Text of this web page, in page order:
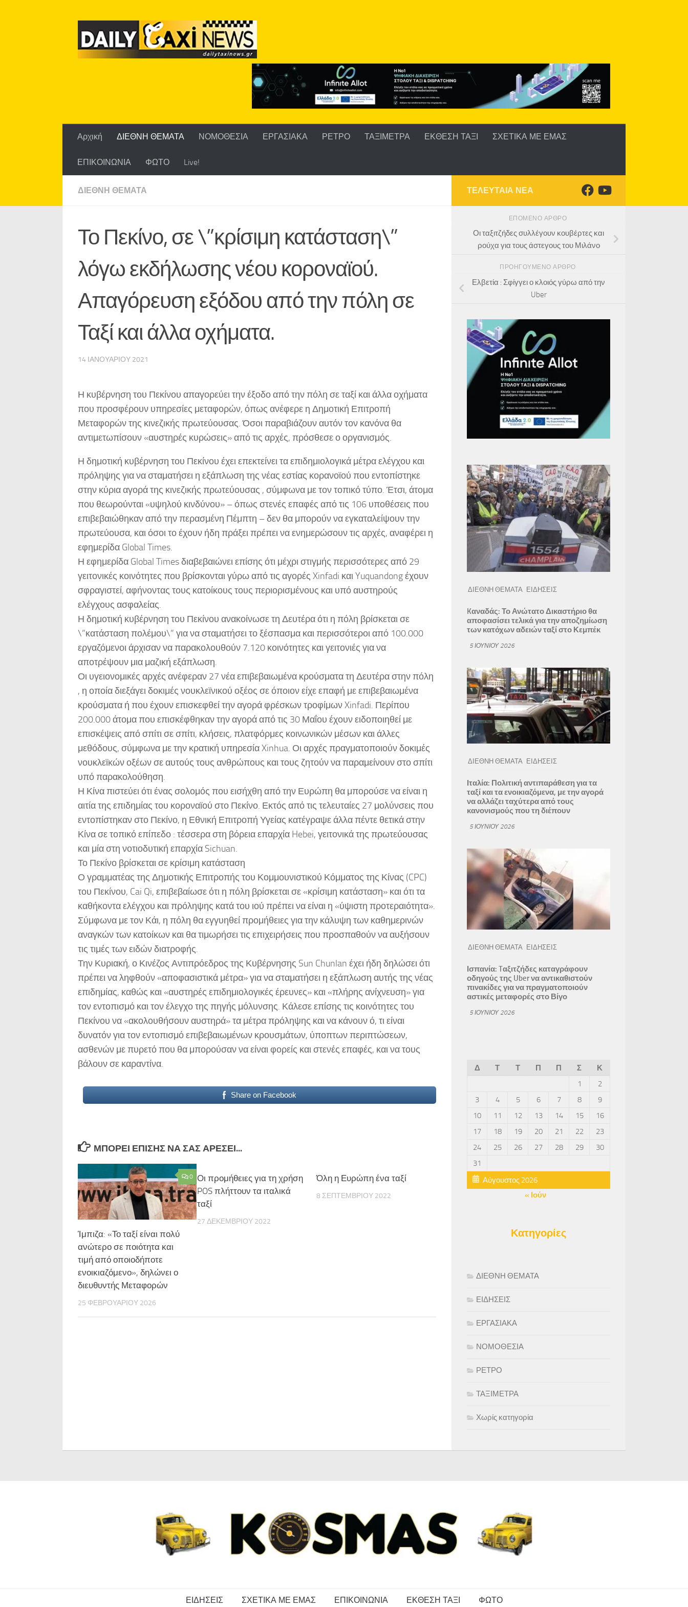
Αρχική ΔΙΕΘΝΗ ΘΕΜΑΤΑ ΝΟΜΟΘΕΣΙΑ ΕΡΓΑΣΙΑΚΑ ΡΕΤΡΟ ΤΑΞΙΜΕΤΡΑ ΕΚΘΕΣΗ ΤΑΞΙ ΣΧΕΤΙΚΑ ΜΕ ΕΜΑΣ
ΕΠΙΚΟΙΝΩΝΙΑ ΦΩΤΟ Live!
ΔΙΕΘΝΗ ΘΕΜΑΤΑ
Το Πεκίνο, σε \”κρίσιμη κατάσταση\”
λόγω εκδήλωσης νέου κοροναϊού.
Απαγόρευση εξόδου από την πόλη σε
Ταξί και άλλα οχήματα.
14 ΙΑΝΟΥΑΡΊΟΥ 2021
Η κυβέρνηση του Πεκίνου απαγορεύει την έξοδο από την πόλη σε ταξί και άλλα οχήματα
που προσφέρουν υπηρεσίες μεταφορών, όπως ανέφερε η Δημοτική Επιτροπή
Μεταφορών της κινεζικής πρωτεύουσας. Όσοι παραβιάζουν αυτόν τον κανόνα θα
αντιμετωπίσουν «αυστηρές κυρώσεις» από τις αρχές, πρόσθεσε ο οργανισμός.
Η δημοτική κυβέρνηση του Πεκίνου έχει επεκτείνει τα επιδημιολογικά μέτρα ελέγχου και
πρόληψης για να σταματήσει η εξάπλωση της νέας εστίας κορανοϊού που εντοπίστηκε
στην κύρια αγορά της κινεζικής πρωτεύουσας , σύμφωνα με τον τοπικό τύπο. Έτσι, άτομα
που θεωρούνται «υψηλού κινδύνου» – όπως στενές επαφές από τις 106 υποθέσεις που
επιβεβαιώθηκαν από την περασμένη Πέμπτη – δεν θα μπορούν να εγκαταλείψουν την
πρωτεύουσα, και όσοι το έχουν ήδη πράξει πρέπει να ενημερώσουν τις αρχές, αναφέρει η
εφημερίδα Global Times.
Η εφημερίδα Global Times διαβεβαιώνει επίσης ότι μέχρι στιγμής περισσότερες από 29
γειτονικές κοινότητες που βρίσκονται γύρω από τις αγορές Xinfadi και Yuquandong έχουν
σφραγιστεί, αφήνοντας τους κατοίκους τους περιορισμένους και υπό αυστηρούς
ελέγχους ασφαλείας.
Η δημοτική κυβέρνηση του Πεκίνου ανακοίνωσε τη Δευτέρα ότι η πόλη βρίσκεται σε
\”κατάσταση πολέμου\” για να σταματήσει το ξέσπασμα και περισσότεροι από 100.000
εργαζόμενοι άρχισαν να παρακολουθούν 7.120 κοινότητες και γειτονιές για να
αποτρέψουν μια μαζική εξάπλωση.
Οι υγειονομικές αρχές ανέφεραν 27 νέα επιβεβαιωμένα κρούσματα τη Δευτέρα στην πόλη
, η οποία διεξάγει δοκιμές νουκλεϊνικού οξέος σε όποιον είχε επαφή με επιβεβαιωμένα
κρούσματα ή που έχουν επισκεφθεί την αγορά φρέσκων τροφίμων Xinfadi. Περίπου
200.000 άτομα που επισκέφθηκαν την αγορά από τις 30 Μαΐου έχουν ειδοποιηθεί με
επισκέψεις από σπίτι σε σπίτι, κλήσεις, πλατφόρμες κοινωνικών μέσων και άλλες
μεθόδους, σύμφωνα με την κρατική υπηρεσία Xinhua. Οι αρχές πραγματοποιούν δοκιμές
νουκλεϊκών οξέων σε αυτούς τους ανθρώπους και τους ζητούν να παραμείνουν στο σπίτι
υπό παρακολούθηση.
Η Κίνα πιστεύει ότι ένας σολομός που εισήχθη από την Ευρώπη θα μπορούσε να είναι η
αιτία της επιδημίας του κοροναϊού στο Πεκίνο. Εκτός από τις τελευταίες 27 μολύνσεις που
εντοπίστηκαν στο Πεκίνο, η Εθνική Επιτροπή Υγείας κατέγραψε άλλα πέντε θετικά στην
Κίνα σε τοπικό επίπεδο : τέσσερα στη βόρεια επαρχία Hebei, γειτονικά της πρωτεύουσας
και μία στη νοτιοδυτική επαρχία Sichuan.
Το Πεκίνο βρίσκεται σε κρίσιμη κατάσταση
Ο γραμματέας της Δημοτικής Επιτροπής του Κομμουνιστικού Κόμματος της Κίνας (CPC)
του Πεκίνου, Cai Qi, επιβεβαίωσε ότι η πόλη βρίσκεται σε «κρίσιμη κατάσταση» και ότι τα
καθήκοντα ελέγχου και πρόληψης κατά του ιού πρέπει να είναι η «ύψιστη προτεραιότητα».
Σύμφωνα με τον Κάι, η πόλη θα εγγυηθεί προμήθειες για την κάλυψη των καθημερινών
αναγκών των κατοίκων και θα τιμωρήσει τις επιχειρήσεις που προσπαθούν να αυξήσουν
τις τιμές των ειδών διατροφής.
Την Κυριακή, ο Κινέζος Αντιπρόεδρος της Κυβέρνησης Sun Chunlan έχει ήδη δηλώσει ότι
πρέπει να ληφθούν «αποφασιστικά μέτρα» για να σταματήσει η εξάπλωση αυτής της νέας
επιδημίας, καθώς και «αυστηρές επιδημιολογικές έρευνες» και «πλήρης ανίχνευση» για
τον εντοπισμό και τον έλεγχο της πηγής μόλυνσης. Κάλεσε επίσης τις κοινότητες του
Πεκίνου να «ακολουθήσουν αυστηρά» τα μέτρα πρόληψης και να κάνουν ό, τι είναι
δυνατόν για τον εντοπισμό επιβεβαιωμένων κρουσμάτων, ύποπτων περιπτώσεων,
ασθενών με πυρετό που θα μπορούσαν να είναι φορείς και στενές επαφές, και να τους
βάλουν σε καραντίνα.
Share on Facebook
ΜΠΟΡΕΊ ΕΠΊΣΗΣ ΝΑ ΣΑΣ ΑΡΈΣΕΙ...
0
Ίμπιζα: «Το ταξί είναι πολύ
ανώτερο σε ποιότητα και
τιμή από οποιοδήποτε
ενοικιαζόμενο», δηλώνει ο
διευθυντής Μεταφορών
25 ΦΕΒΡΟΥΑΡΊΟΥ 2026
Οι προμήθειες για τη χρήση
POS πλήττουν τα ιταλικά
ταξί
27 ΔΕΚΕΜΒΡΊΟΥ 2022
Όλη η Ευρώπη ένα ταξί
8 ΣΕΠΤΕΜΒΡΊΟΥ 2022
ΤΕΛΕΥΤΑΙΑ ΝΕΑ
ΕΠΌΜΕΝΟ ΆΡΘΡΟ
Οι ταξιτζήδες συλλέγουν κουβέρτες και
ρούχα για τους άστεγους του Μιλάνο
ΠΡΟΗΓΟΎΜΕΝΟ ΆΡΘΡΟ
Ελβετία : Σφίγγει ο κλοιός γύρω από την
Uber
ΔΙΕΘΝΗ ΘΕΜΑΤΑ ΕΙΔΗΣΕΙΣ
Kαναδάς: Το Ανώτατο Δικαστήριο θα
αποφασίσει τελικά για την αποζημίωση
των κατόχων αδειών ταξί στο Κεμπέκ
5 ΙΟΥΝΊΟΥ 2026
ΔΙΕΘΝΗ ΘΕΜΑΤΑ ΕΙΔΗΣΕΙΣ
Ιταλία: Πολιτική αντιπαράθεση για τα
ταξί και τα ενοικιαζόμενα, με την αγορά
να αλλάζει ταχύτερα από τους
κανονισμούς που τη διέπουν
5 ΙΟΥΝΊΟΥ 2026
ΔΙΕΘΝΗ ΘΕΜΑΤΑ ΕΙΔΗΣΕΙΣ
Ισπανία: Tαξιτζήδες καταγράφουν
οδηγούς της Uber να αντικαθιστούν
πινακίδες για να πραγματοποιούν
αστικές μεταφορές στο Βίγο
5 ΙΟΥΝΊΟΥ 2026
Αύγουστος 2026
Δ Τ Τ Π Π Σ
Κ
1
2
3
4 5 6 7 8
9
10
11 12 13 14 15
16
17
18 19 20 21 22
23
24
25 26 27 28 29
30
31
« Ιούν
Κατηγορίες
ΔΙΕΘΝΗ ΘΕΜΑΤΑ
ΕΙΔΗΣΕΙΣ
ΕΡΓΑΣΙΑΚΑ
ΝΟΜΟΘΕΣΙΑ
ΡΕΤΡΟ
ΤΑΞΙΜΕΤΡΑ
Χωρίς κατηγορία
ΕΙΔΗΣΕΙΣ ΣΧΕΤΙΚΑ ΜΕ ΕΜΑΣ ΕΠΙΚΟΙΝΩΝΙΑ ΕΚΘΕΣΗ ΤΑΞΙ ΦΩΤΟ